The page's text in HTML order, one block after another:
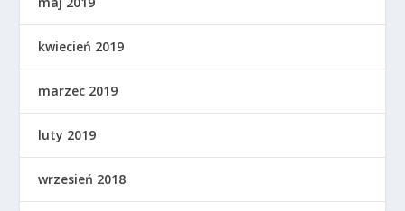
kwiecień 2019
marzec 2019
luty 2019
wrzesień 2018